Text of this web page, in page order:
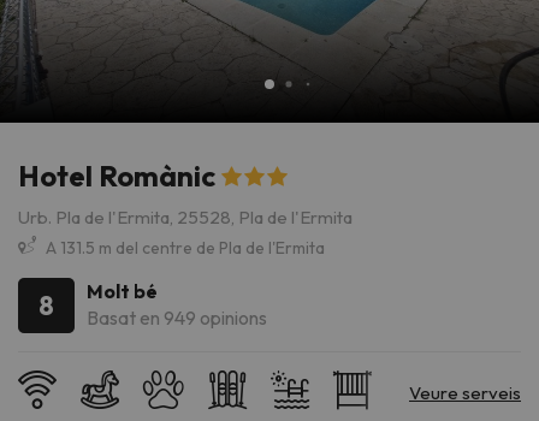
Hotel Romànic
Urb. Pla de l'Ermita, 25528, Pla de l'Ermita
A 131.5 m del centre de Pla de l'Ermita
8
Molt bé
Basat en 949 opinions